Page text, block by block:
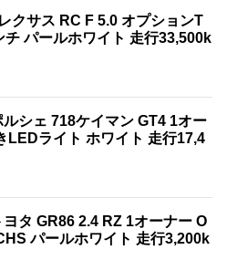
クサス RC F 5.0 オプションT
チ パールホワイト 走行33,500k
ルシェ 718ケイマン GT4 1オー
LEDライト ホワイト 走行17,4
ヨタ GR86 2.4 RZ 1オーナー O
パールホワイト 走行3,200k